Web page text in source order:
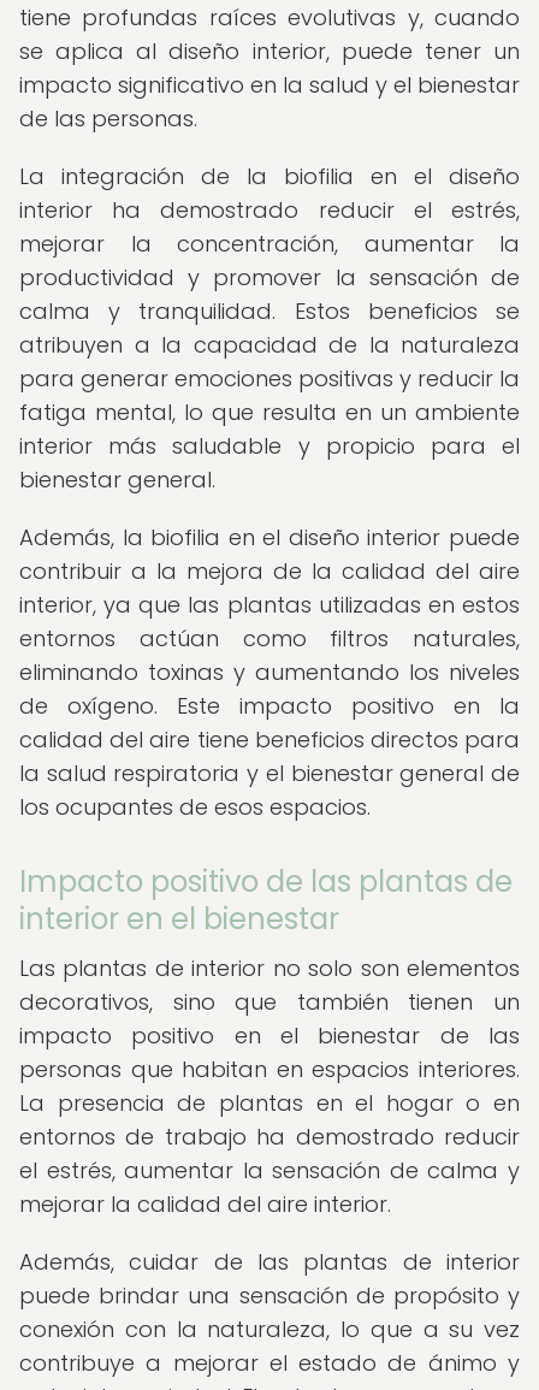
tiene profundas raíces evolutivas y, cuando
se aplica al diseño interior, puede tener un
impacto significativo en la salud y el bienestar
de las personas.
La integración de la biofilia en el diseño
interior ha demostrado reducir el estrés,
mejorar la concentración, aumentar la
productividad y promover la sensación de
calma y tranquilidad. Estos beneficios se
atribuyen a la capacidad de la naturaleza
para generar emociones positivas y reducir la
fatiga mental, lo que resulta en un ambiente
interior más saludable y propicio para el
bienestar general.
Además, la biofilia en el diseño interior puede
contribuir a la mejora de la calidad del aire
interior, ya que las plantas utilizadas en estos
entornos actúan como filtros naturales,
eliminando toxinas y aumentando los niveles
de oxígeno. Este impacto positivo en la
calidad del aire tiene beneficios directos para
la salud respiratoria y el bienestar general de
los ocupantes de esos espacios.
Impacto positivo de las plantas de
interior en el bienestar
Las plantas de interior no solo son elementos
decorativos, sino que también tienen un
impacto positivo en el bienestar de las
personas que habitan en espacios interiores.
La presencia de plantas en el hogar o en
entornos de trabajo ha demostrado reducir
el estrés, aumentar la sensación de calma y
mejorar la calidad del aire interior.
Además, cuidar de las plantas de interior
puede brindar una sensación de propósito y
conexión con la naturaleza, lo que a su vez
contribuye a mejorar el estado de ánimo y